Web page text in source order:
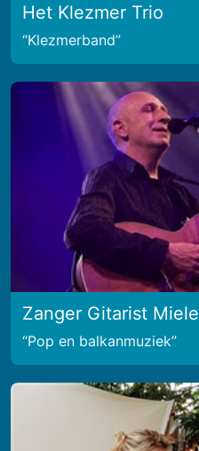
Het Klezmer Trio
Klezmerband
Zanger Gitarist Miele
Pop en balkanmuziek